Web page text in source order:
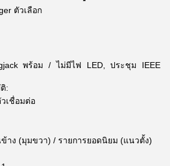
ตัวเลือก
พร้อม / ไม่มีไฟ LED, ประชุม IEEE
:
เชื่อมต่อ
าง (มุมขวา) / รายการยอดนิยม (แนวตั้ง)